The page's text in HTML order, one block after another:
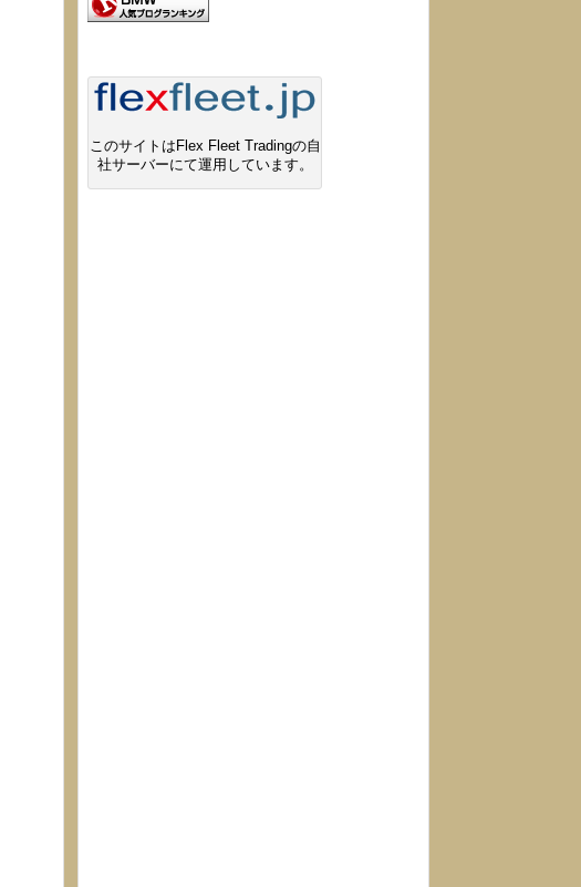
このサイトはFlex Fleet Tradingの自
社サーバーにて運用しています。